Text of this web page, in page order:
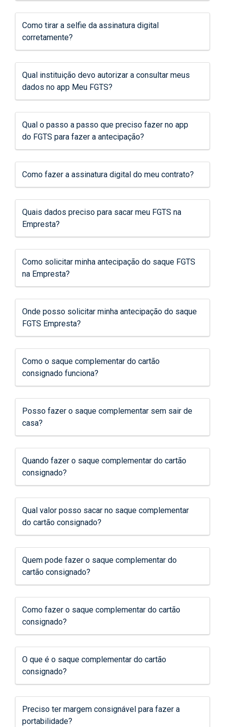
Como tirar a selfie da assinatura digital
corretamente?
Qual instituição devo autorizar a consultar meus
dados no app Meu FGTS?
Qual o passo a passo que preciso fazer no app
do FGTS para fazer a antecipação?
Como fazer a assinatura digital do meu contrato?
Quais dados preciso para sacar meu FGTS na
Empresta?
Como solicitar minha antecipação do saque FGTS
na Empresta?
Onde posso solicitar minha antecipação do saque
FGTS Empresta?
Como o saque complementar do cartão
consignado funciona?
Posso fazer o saque complementar sem sair de
casa?
Quando fazer o saque complementar do cartão
consignado?
Qual valor posso sacar no saque complementar
do cartão consignado?
Quem pode fazer o saque complementar do
cartão consignado?
Como fazer o saque complementar do cartão
consignado?
O que é o saque complementar do cartão
consignado?
Preciso ter margem consignável para fazer a
portabilidade?